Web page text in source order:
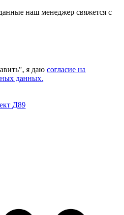
наш менеджер свяжется с
я даю согласие на
данных.